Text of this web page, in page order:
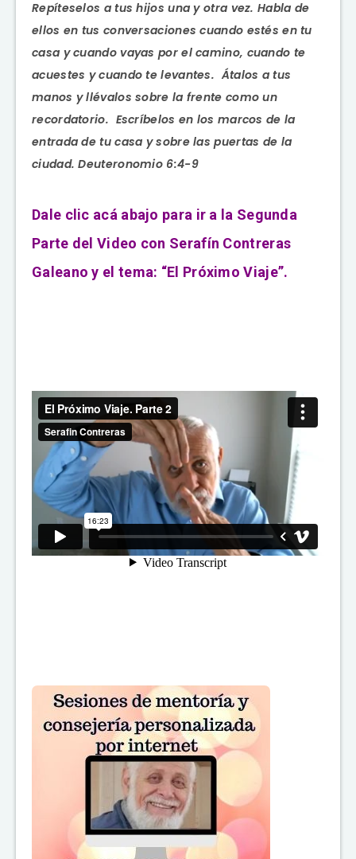
Repíteselos a tus hijos una y otra vez. Habla de
ellos en tus conversaciones cuando estés en tu
casa y cuando vayas por el camino, cuando te
acuestes y cuando te levantes. Átalos a tus
manos y llévalos sobre la frente como un
recordatorio. Escríbelos en los marcos de la
entrada de tu casa y sobre las puertas de la
ciudad. Deuteronomio 6:4-9
Dale clic acá abajo para ir a la Segunda
Parte del Video con Serafín Contreras
Galeano y el tema: “El Próximo Viaje”.